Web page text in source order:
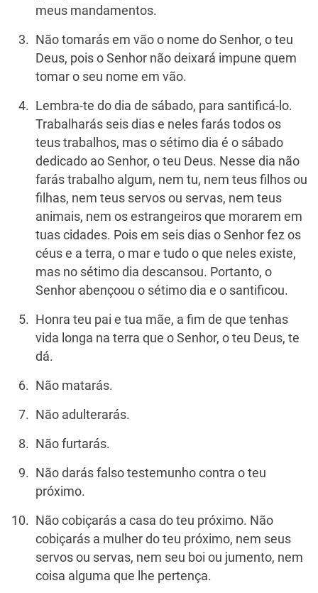
meus man­damentos.
Não tomarás em vão o nome do Senhor, o teu
Deus, pois o Senhor não deixará impune quem
tomar o seu nome em vão.
Lembra-te do dia de sábado, para santificá-lo.
Trabalharás seis dias e neles farás todos os
teus trabalhos, mas o sétimo dia é o sábado
dedicado ao Senhor, o teu Deus. Nesse dia não
farás trabalho algum, nem tu, nem teus filhos ou
filhas, nem teus servos ou servas, nem teus
animais, nem os estrangeiros que morarem em
tuas cidades. Pois em seis dias o Senhor fez os
céus e a terra, o mar e tudo o que neles existe,
mas no sétimo dia descansou. Portanto, o
Senhor abençoou o sétimo dia e o santificou.
Honra teu pai e tua mãe, a fim de que tenhas
vida longa na terra que o Senhor, o teu Deus, te
dá.
Não matarás.
Não adulterarás.
Não furtarás.
Não darás falso testemunho contra o teu
próximo.
Não cobiçarás a casa do teu próximo. Não
cobiçarás a mulher do teu próximo, nem seus
servos ou servas, nem seu boi ou jumento, nem
coisa alguma que lhe pertença.